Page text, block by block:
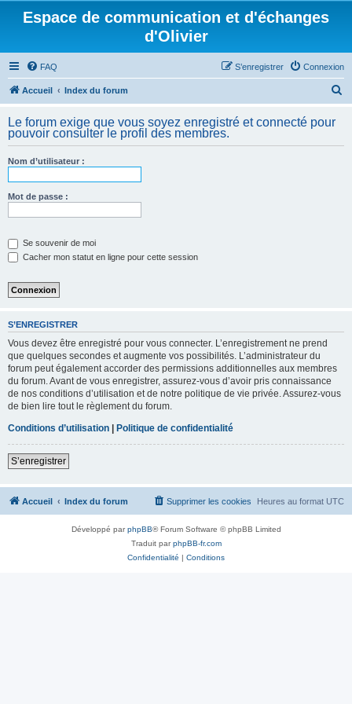
Espace de communication et d'échanges
d'Olivier
FAQ Connexion
S’enregistrer
Accueil Index du forum
h
Le forum exige que vous soyez enregistré et connecté pour
pouvoir consulter le profil des membres.
Nom d’utilisateur :
Mot de passe :
Se souvenir de moi
Cacher mon statut en ligne pour cette session
S’ENREGISTRER
Vous devez être enregistré pour vous connecter. L’enregistrement ne prend
que quelques secondes et augmente vos possibilités. L’administrateur du
forum peut également accorder des permissions additionnelles aux membres
du forum. Avant de vous enregistrer, assurez-vous d’avoir pris connaissance
de nos conditions d’utilisation et de notre politique de vie privée. Assurez-vous
de bien lire tout le règlement du forum.
Conditions d’utilisation | Politique de confidentialité
S’enregistrer
Accueil Index du forum Heures au format UTC
Supprimer les cookies
Développé parphpBB® Forum Software © phpBB Limited
Traduit parphpBB-fr.com
Confidentialité | Conditions